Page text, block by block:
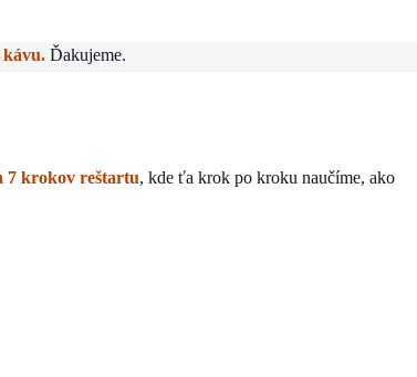
kávu. Ďakujeme.
7 krokov reštartu, kde ťa krok po kroku naučíme, ako